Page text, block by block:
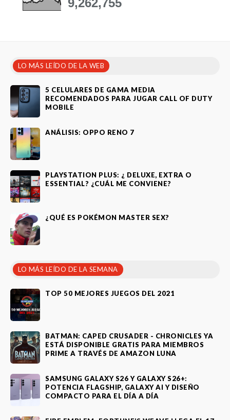
9,262,755
LO MÁS LEÍDO DE LA WEB
5 CELULARES DE GAMA MEDIA
RECOMENDADOS PARA JUGAR CALL OF DUTY
MOBILE
ANÁLISIS: OPPO RENO 7
PLAYSTATION PLUS: ¿ DELUXE, EXTRA O
ESSENTIAL? ¿CUÁL ME CONVIENE?
¿QUÉ ES POKÉMON MASTER SEX?
LO MÁS LEÍDO DE LA SEMANA
TOP 50 MEJORES JUEGOS DEL 2021
BATMAN: CAPED CRUSADER - CHRONICLES YA
ESTÁ DISPONIBLE GRATIS PARA MIEMBROS
PRIME A TRAVÉS DE AMAZON LUNA
SAMSUNG GALAXY S26 Y GALAXY S26+:
POTENCIA FLAGSHIP, GALAXY AI Y DISEÑO
COMPACTO PARA EL DÍA A DÍA